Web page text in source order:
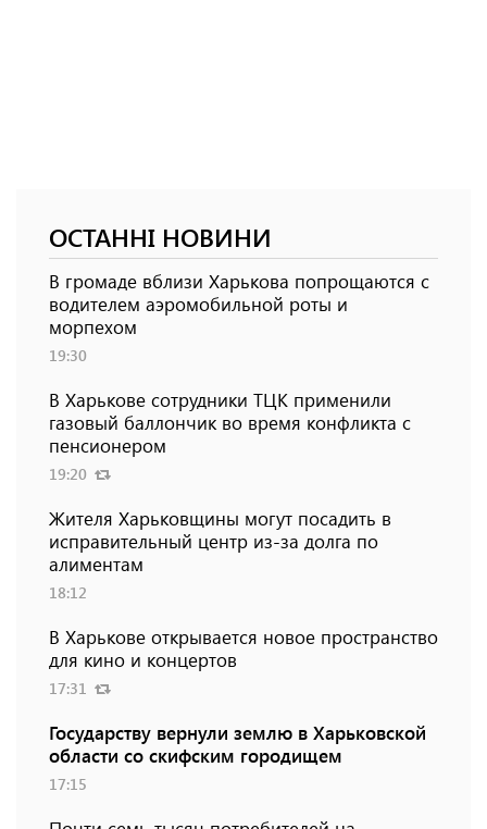
ОСТАННІ НОВИНИ
В громаде вблизи Харькова попрощаются с
водителем аэромобильной роты и
морпехом
19:30
В Харькове сотрудники ТЦК применили
газовый баллончик во время конфликта с
пенсионером
19:20
Жителя Харьковщины могут посадить в
исправительный центр из-за долга по
алиментам
18:12
В Харькове открывается новое пространство
для кино и концертов
17:31
Государству вернули землю в Харьковской
области со скифским городищем
17:15